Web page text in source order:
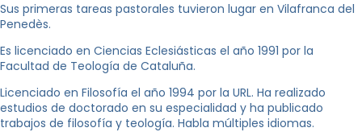
Sus primeras tareas pastorales tuvieron lugar en Vilafranca del
Penedès.
Es licenciado en Ciencias Eclesiásticas el año 1991 por la
Facultad de Teología de Cataluña.
Licenciado en Filosofía el año 1994 por la URL. Ha realizado
estudios de doctorado en su especialidad y ha publicado
trabajos de filosofía y teología. Habla múltiples idiomas.